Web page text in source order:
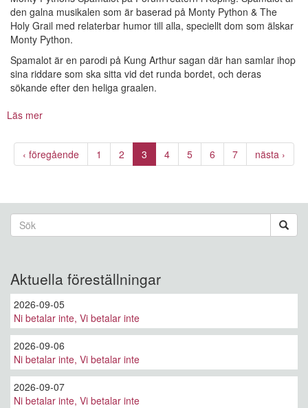
den galna musikalen som är baserad på Monty Python & The
Holy Grail med relaterbar humor till alla, speciellt dom som älskar
Monty Python.
Spamalot är en parodi på Kung Arthur sagan där han samlar ihop
sina riddare som ska sitta vid det runda bordet, och deras
sökande efter den heliga graalen.
Läs mer
Pythons
Spamalot
‹ föregående 1 2 3 4 5 6 7 nästa ›
Sökformulär
Aktuella föreställningar
2026-09-05
Ni betalar inte, Vi betalar inte
2026-09-06
Ni betalar inte, Vi betalar inte
2026-09-07
Ni betalar inte, Vi betalar inte